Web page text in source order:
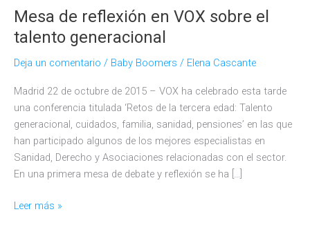
Mesa de reflexión en VOX sobre el
talento generacional
Deja un comentario / Baby Boomers / Elena Cascante
Madrid 22 de octubre de 2015 – VOX ha celebrado esta tarde
una conferencia titulada ‘Retos de la tercera edad: Talento
generacional, cuidados, familia, sanidad, pensiones’ en las que
han participado algunos de los mejores especialistas en
Sanidad, Derecho y Asociaciones relacionadas con el sector.
En una primera mesa de debate y reflexión se ha […]
Mesa
Leer más »